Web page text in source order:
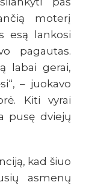
moterį
esą lankosi
pagautas.
labai gerai,
– juokavo
Kiti vyrai
pusę dviejų
kad šiuo
asmenų